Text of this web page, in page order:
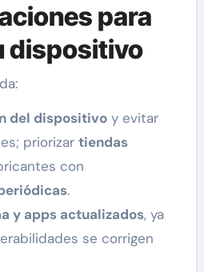
para
dispositivo
del dispositivoy evitar
priorizar tiendas
con
.
y apps actualizados, ya
se corrigen